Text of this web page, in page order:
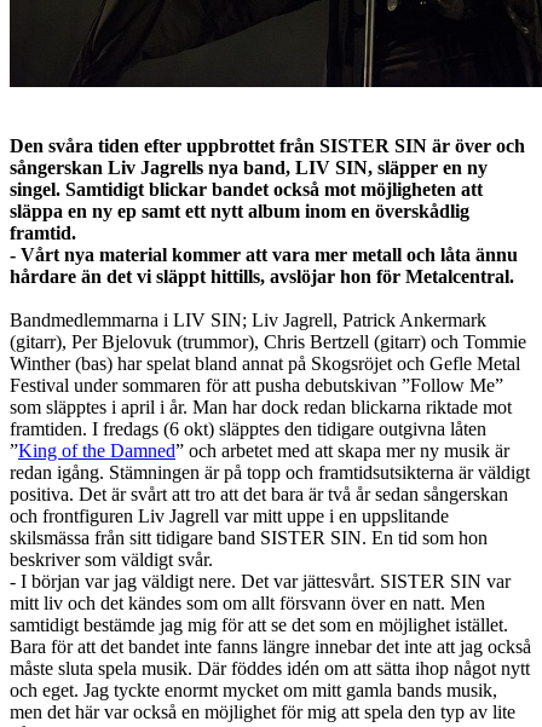
Den svåra tiden efter uppbrottet från SISTER SIN är över och
sångerskan Liv Jagrells nya band, LIV SIN, släpper en ny
singel. Samtidigt blickar bandet också mot möjligheten att
släppa en ny ep samt ett nytt album inom en överskådlig
framtid.
- Vårt nya material kommer att vara mer metall och låta ännu
hårdare än det vi släppt hittills, avslöjar hon för Metalcentral.
Bandmedlemmarna i LIV SIN; Liv Jagrell, Patrick Ankermark
(gitarr), Per Bjelovuk (trummor), Chris Bertzell (gitarr) och Tommie
Winther (bas) har spelat bland annat på Skogsröjet och Gefle Metal
Festival under sommaren för att pusha debutskivan ”Follow Me”
som släpptes i april i år. Man har dock redan blickarna riktade mot
framtiden. I fredags (6 okt) släpptes den tidigare outgivna låten
”King of the Damned” och arbetet med att skapa mer ny musik är
redan igång. Stämningen är på topp och framtidsutsikterna är väldigt
positiva. Det är svårt att tro att det bara är två år sedan sångerskan
och frontfiguren Liv Jagrell var mitt uppe i en uppslitande
skilsmässa från sitt tidigare band SISTER SIN. En tid som hon
beskriver som väldigt svår.
- I början var jag väldigt nere. Det var jättesvårt. SISTER SIN var
mitt liv och det kändes som om allt försvann över en natt. Men
samtidigt bestämde jag mig för att se det som en möjlighet istället.
Bara för att det bandet inte fanns längre innebar det inte att jag också
måste sluta spela musik. Där föddes idén om att sätta ihop något nytt
och eget. Jag tyckte enormt mycket om mitt gamla bands musik,
men det här var också en möjlighet för mig att spela den typ av lite